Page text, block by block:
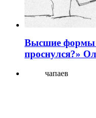
Высшие
проснулся?»
чапаев